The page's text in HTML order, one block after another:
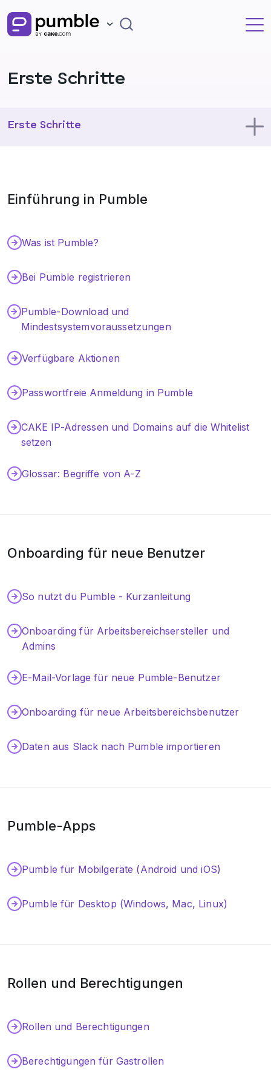
Erste Schritte
Tutorials
Integrationen
Erste Schritte
Dein Profil
Verwaltung
Einführung in Pumble
Was ist Pumble?
Bei Pumble registrieren
Pumble-Download und
Mindestsystemvoraussetzungen
Verfügbare Aktionen
Passwortfreie Anmeldung in Pumble
CAKE IP-Adressen und Domains auf die Whitelist
setzen
Glossar: Begriffe von A-Z
Onboarding für neue Benutzer
So nutzt du Pumble - Kurzanleitung
Onboarding für Arbeitsbereichsersteller und
Admins
E-Mail-Vorlage für neue Pumble-Benutzer
Onboarding für neue Arbeitsbereichsbenutzer
Daten aus Slack nach Pumble importieren
Pumble-Apps
Pumble für Mobilgeräte (Android und iOS)
Pumble für Desktop (Windows, Mac, Linux)
Rollen und Berechtigungen
Rollen und Berechtigungen
Berechtigungen für Gastrollen